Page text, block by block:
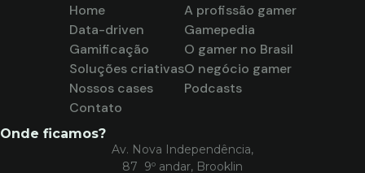
Home
Data-driven
Gamificação
Soluções criativas
Nossos cases
Contato
A profissão gamer
Gamepedia
O gamer no Brasil
O negócio gamer
Podcasts
Onde ficamos?
Av. Nova Independência,
87 9º andar, Brooklin